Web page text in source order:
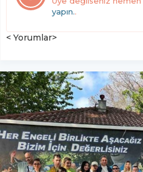
yapın..
< Yorumlar>